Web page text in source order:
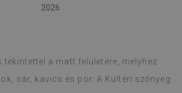
2026
tekintettel a matt felületére, melyhez
sár, kavics és por. A Kültéri szőnyeg